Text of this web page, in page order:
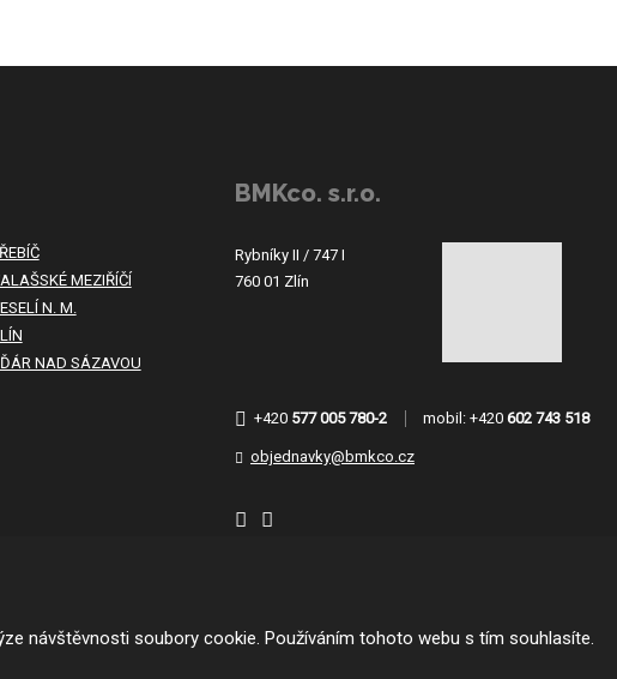
MEZIŘÍČÍ
N. M.
NAD SÁZAVOU
BMKco. s.r.o.
Rybníky II / 747 I
760 01 Zlín
+420 577 005 780-2 mobil: +420 602 743 518
objednavky@bmkco.cz
návštěvnosti soubory cookie. Používáním tohoto webu s tím souhlasíte.